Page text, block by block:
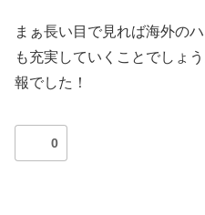
まぁ長い目で見れば海外の
も充実していくことでしょ
報でした！
0